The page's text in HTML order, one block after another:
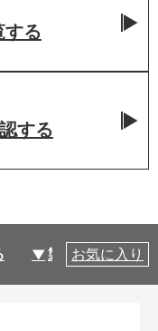
する
する
製品仕様
お気に入り